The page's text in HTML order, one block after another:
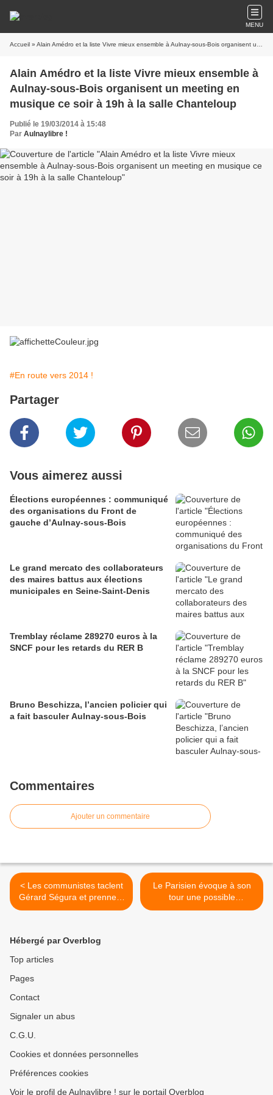
MENU
Accueil » Alain Amédro et la liste Vivre mieux ensemble à Aulnay-sous-Bois organisent un meeting en musique ce soir à 19h à la salle Chanteloup
Alain Amédro et la liste Vivre mieux ensemble à
Aulnay-sous-Bois organisent un meeting en
musique ce soir à 19h à la salle Chanteloup
Publié le 19/03/2014 à 15:48
Par Aulnaylibre !
#En route vers 2014 !
Partager
Vous aimerez aussi
Élections européennes : communiqué
des organisations du Front de
gauche d’Aulnay-sous-Bois
Le grand mercato des collaborateurs
des maires battus aux élections
municipales en Seine-Saint-Denis
Tremblay réclame 289270 euros à la
SNCF pour les retards du RER B
Bruno Beschizza, l’ancien policier qui
a fait basculer Aulnay-sous-Bois
Commentaires
Ajouter un commentaire
< Les communistes taclent
Gérard Ségura et prennent
position en faveur des
Le Parisien évoque à son
tour une possible
augmentation des impôts
Hébergé par Overblog
Top articles
Pages
Contact
Signaler un abus
C.G.U.
Cookies et données personnelles
Préférences cookies
Voir le profil de Aulnaylibre ! sur le portail Overblog